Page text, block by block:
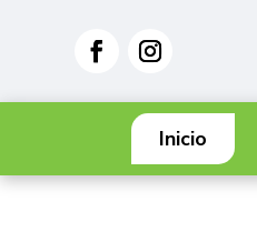
Inicio